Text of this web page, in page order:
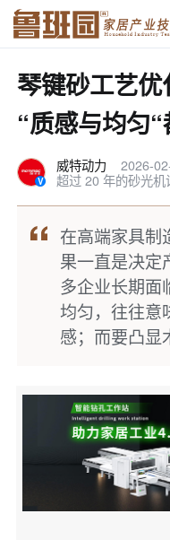
琴键砂工艺
“质感与均匀
威特动力
2026-
超过 20 年的砂光
在高端家具制
果一直是决定
多企业长期面
均匀，往往意
感；而要凸显